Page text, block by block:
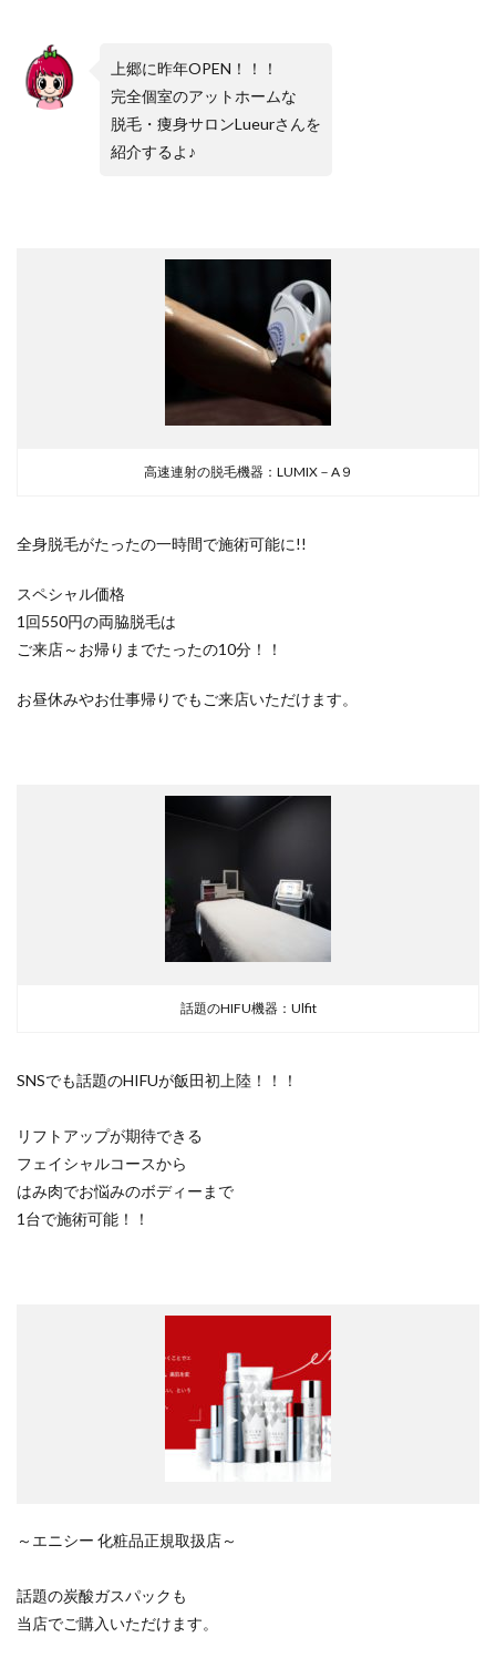
上郷に昨年OPEN！！！
完全個室のアットホームな
脱毛・痩身サロンLueurさんを
紹介するよ♪
高速連射の脱毛機器：LUMIX－A９
全身脱毛がたったの一時間で施術可能に!!
スペシャル価格
1回550円の両脇脱毛は
ご来店～お帰りまでたったの10分！！
お昼休みやお仕事帰りでもご来店いただけます。
話題のHIFU機器：Ulfit
SNSでも話題のHIFUが飯田初上陸！！！
リフトアップが期待できる
フェイシャルコースから
はみ肉でお悩みのボディーまで
1台で施術可能！！
～エニシー 化粧品正規取扱店～
話題の炭酸ガスパックも
当店でご購入いただけます。